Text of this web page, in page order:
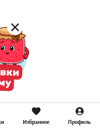
Избранное Профиль